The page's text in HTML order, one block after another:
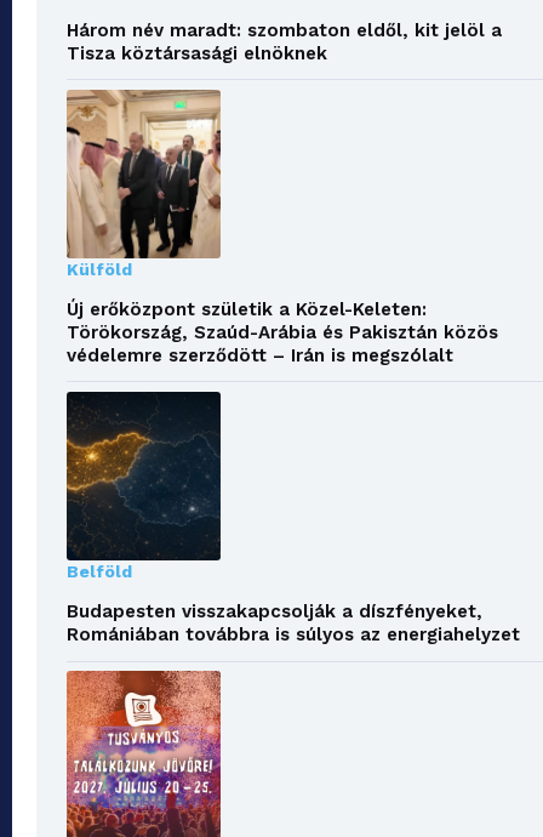
Három név maradt: szombaton eldől, kit jelöl a
Tisza köztársasági elnöknek
Külföld
Új erőközpont születik a Közel-Keleten:
Törökország, Szaúd-Arábia és Pakisztán közös
védelemre szerződött – Irán is megszólalt
Belföld
Budapesten visszakapcsolják a díszfényeket,
Romániában továbbra is súlyos az energiahelyzet